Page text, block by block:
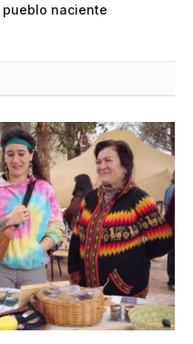
pueblo naciente